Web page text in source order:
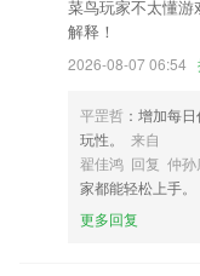
3.操作起来也不难，在我
4.·高效免费，一键式清
5.支持离线使用
6.丰富多样的益智玩法模
看彩网更新了什么
优化保存方式UI提升用户
菜鸟玩家不太懂
解释！
2026-08-07 06:54
平罡哲 ：增加每
玩性。
来自
翟佳鸿 回复 仲孙
家都能轻松上手。
更多回复